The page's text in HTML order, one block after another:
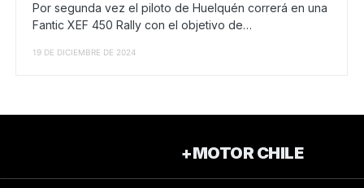
Por segunda vez el piloto de Huelquén correrá en una
Fantic XEF 450 Rally con el objetivo de…
19 DE DICIEMBRE DE 2024
+MOTOR CHILE